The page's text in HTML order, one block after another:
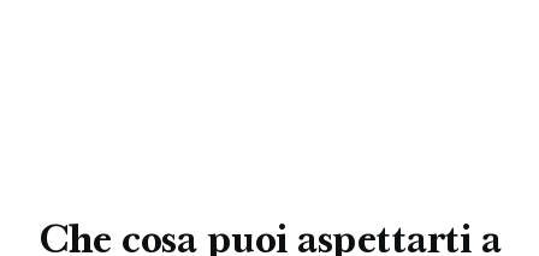
Che cosa puoi aspettarti a